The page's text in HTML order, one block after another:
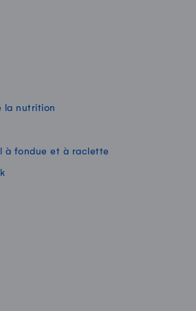
la nutrition
à fondue et à raclette